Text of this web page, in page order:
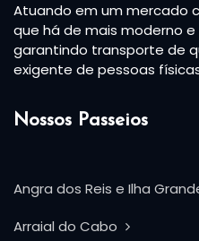
Atuando em um mercado
que há de mais moderno
garantindo transporte de
exigente de pessoas
Nossos Passeios
Angra dos Reis e Ilha
Arraial do Cabo